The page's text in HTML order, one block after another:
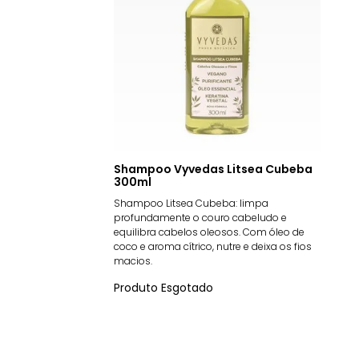
Shampoo Vyvedas Litsea Cubeba
300ml
Shampoo Litsea Cubeba: limpa
profundamente o couro cabeludo e
equilibra cabelos oleosos. Com óleo de
coco e aroma cítrico, nutre e deixa os fios
macios.
Produto Esgotado